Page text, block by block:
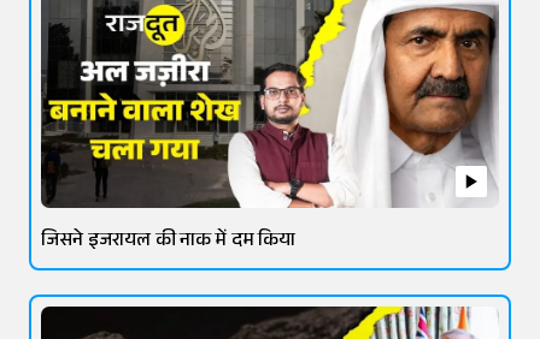
जिसने इजरायल की नाक में दम किया